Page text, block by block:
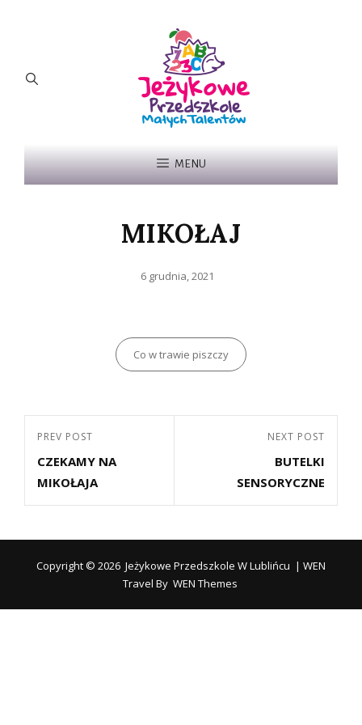
MENU
MIKOŁAJ
Posted
6 grudnia, 2021
Categories
Co w trawie piszczy
Nawigacja
wpisu
Previous
Post
PREV POST
CZEKAMY NA
MIKOŁAJA
NEXT POST
BUTELKI
SENSORYCZNE
Copyright © 2026 Jeżykowe Przedszkole W Lublińcu | WEN
Travel By WEN Themes